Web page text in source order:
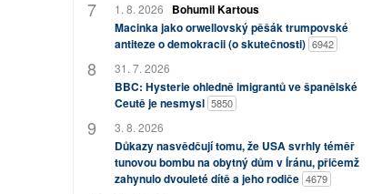
1. 8. 2026
Bohumil Kartous
Macinka jako orwellovský pěšák trumpovské
antiteze o demokracii (o skutečnosti) 6942
31. 7. 2026
BBC: Hysterie ohledně imigrantů ve španělské
Ceutě je nesmysl 5850
3. 8. 2026
Důkazy nasvědčují tomu, že USA svrhly téměř
tunovou bombu na obytný dům v Íránu, přičemž
zahynulo dvouleté dítě a jeho rodiče 4679